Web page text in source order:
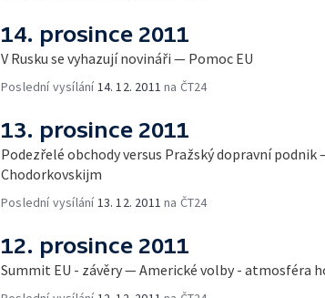
14. prosince 2011
V Rusku se vyhazují novináři — Pomoc EU
Poslední vysílání 14. 12. 2011 na ČT24
13. prosince 2011
Podezřelé obchody versus Pražský dopravní
Chodorkovskijm
Poslední vysílání 13. 12. 2011 na ČT24
12. prosince 2011
Summit EU - závěry — Americké volby - atmosféra